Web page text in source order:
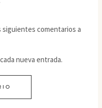
comentarios a
nueva entrada.